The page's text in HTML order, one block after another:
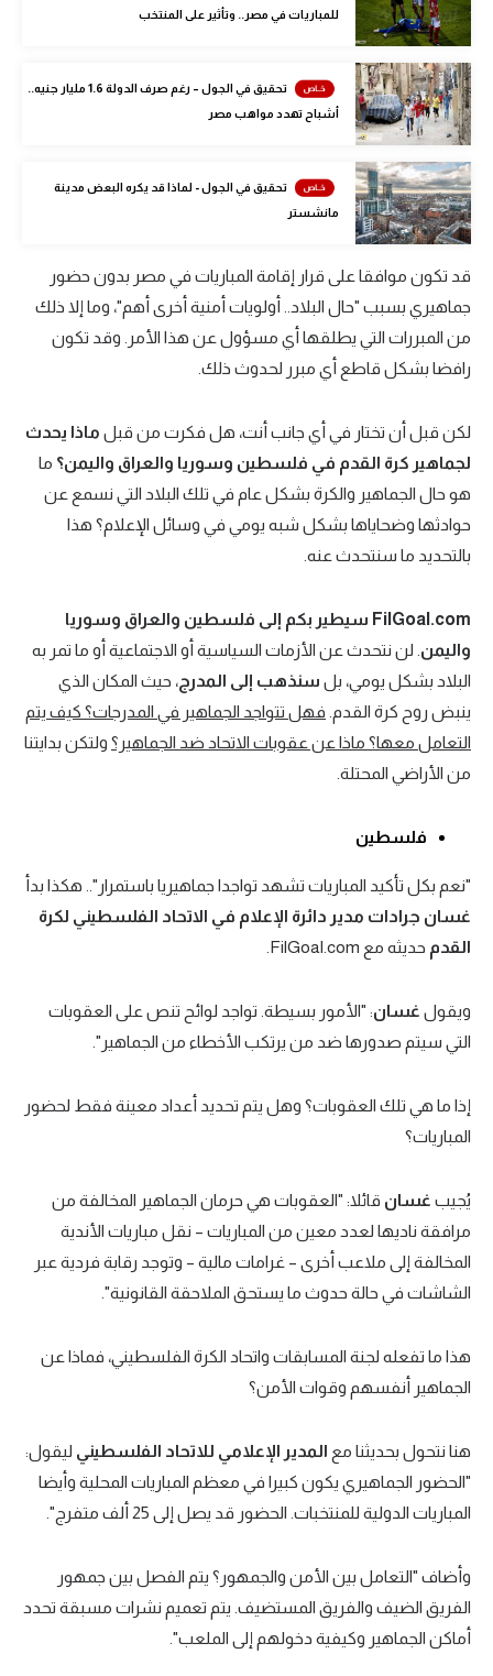
أقسام خاصة
Gamers
ميركاتو
تحقيق في الجول
تقرير في الجول
تحليل في الجول
حكايات في الجول
كويز في الجول
فيديو في الجول
للمباريات في مصر.. وتأثير على المنتخب
تحقيق في الجول – رغم صرف الدولة 1.6 مليار جنيه..
أشباح تهدد مواهب مصر
تحقيق في الجول - لماذا قد يكره البعض مدينة
مانشستر
قد تكون موافقا على قرار إقامة المباريات في مصر بدون حضور
جماهيري بسبب "حال البلاد.. أولويات أمنية أخرى أهم"، وما إلا ذلك
من المبررات التي يطلقها أي مسؤول عن هذا الأمر. وقد تكون
رافضا بشكل قاطع أي مبرر لحدوث ذلك.
لكن قبل أن تختار في أي جانب أنت، هل فكرت من قبل ماذا يحدث
لجماهير كرة القدم في فلسطين وسوريا والعراق واليمن؟ ما
هو حال الجماهير والكرة بشكل عام في تلك البلاد التي نسمع عن
حوادثها وضحاياها بشكل شبه يومي في وسائل الإعلام؟ هذا
بالتحديد ما سنتحدث عنه.
FilGoal.com سيطير بكم إلى فلسطين والعراق وسوريا
واليمن . لن نتحدث عن الأزمات السياسية أو الاجتماعية أو ما تمر به
البلاد بشكل يومي، بل سنذهب إلى المدرج، حيث المكان الذي
ينبض روح كرة القدم. فهل تتواجد الجماهير في المدرجات؟ كيف يتم
التعامل معها؟ ماذا عن عقوبات الاتحاد ضد الجماهير؟ ولتكن بدايتنا
من الأراضي المحتلة.
فلسطين
"نعم بكل تأكيد المباريات تشهد تواجدا جماهيريا باستمرار".. هكذا بدأ
غسان جرادات مدير دائرة الإعلام في الاتحاد الفلسطيني لكرة
القدم حديثه مع FilGoal.com.
ويقول غسان: "الأمور بسيطة. تواجد لوائح تنص على العقوبات
التي سيتم صدورها ضد من يرتكب الأخطاء من الجماهير".
إذا ما هي تلك العقوبات؟ وهل يتم تحديد أعداد معينة فقط لحضور
المباريات؟
يُجيب غسان قائلا: "العقوبات هي حرمان الجماهير المخالفة من
مرافقة ناديها لعدد معين من المباريات – نقل مباريات الأندية
المخالفة إلى ملاعب أخرى – غرامات مالية – وتوجد رقابة فردية عبر
الشاشات في حالة حدوث ما يستحق الملاحقة القانونية".
هذا ما تفعله لجنة المسابقات واتحاد الكرة الفلسطيني، فماذا عن
الجماهير أنفسهم وقوات الأمن؟
هنا نتحول بحديثنا مع المدير الإعلامي للاتحاد الفلسطيني ليقول:
"الحضور الجماهيري يكون كبيرا في معظم المباريات المحلية وأيضا
المباريات الدولية للمنتخبات. الحضور قد يصل إلى 25 ألف متفرج".
وأضاف "التعامل بين الأمن والجمهور؟ يتم الفصل بين جمهور
الفريق الضيف والفريق المستضيف. يتم تعميم نشرات مسبقة تحدد
أماكن الجماهير وكيفية دخولهم إلى الملعب".